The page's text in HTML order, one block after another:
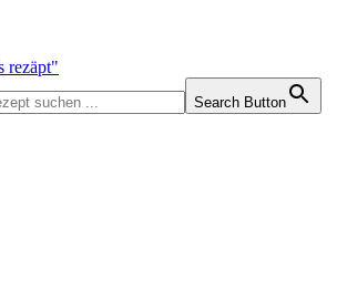
rezäpt"
Search Button